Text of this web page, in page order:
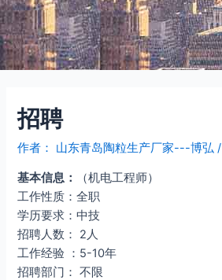
招聘
作者： 山东青岛陶粒生产厂家---博弘/
基本信息：
（机电工程师）
工作性质：全职
学历要求：中技
招聘人数： 2人
工作经验 ：5-10年
招聘部门： 不限